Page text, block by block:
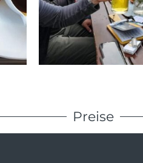
Preise